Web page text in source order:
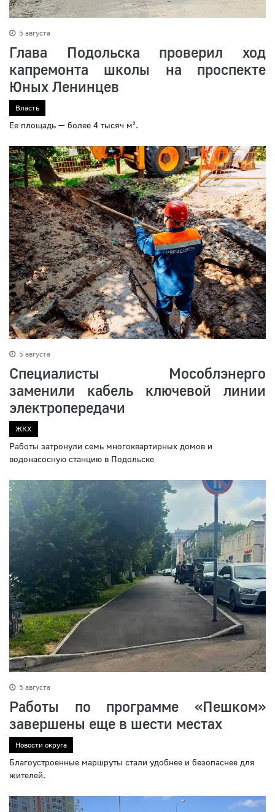
5 августа
Глава Подольска проверил ход
капремонта школы на проспекте
Юных Ленинцев
Власть
Ее площадь — более 4 тысяч м².
5 августа
Специалисты Мособлэнерго
заменили кабель ключевой линии
электропередачи
ЖКХ
Работы затронули семь многоквартирных домов и
водонасосную станцию в Подольске
5 августа
Работы по программе «Пешком»
завершены еще в шести местах
Новости округа
Благоустроенные маршруты стали удобнее и безопаснее для
жителей.